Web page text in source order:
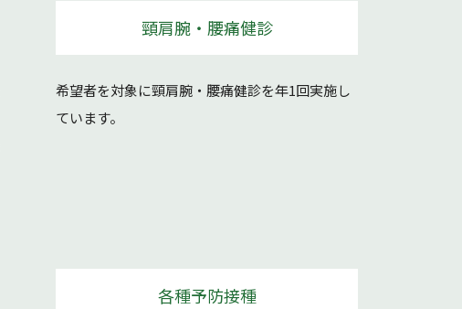
頸肩腕・腰痛健診
希望者を対象に頸肩腕・腰痛健診を年1回実施し
ています。
各種予防接種